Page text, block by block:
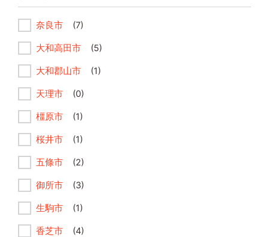
奈良市 (7)
大和高田市 (5)
大和郡山市 (1)
天理市 (0)
橿原市 (1)
桜井市 (1)
五條市 (2)
御所市 (3)
生駒市 (1)
香芝市 (4)